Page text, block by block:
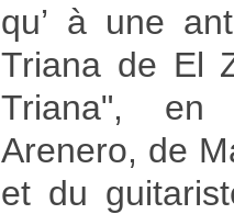
qu’ à une
Triana de El
Triana", en
Arenero, de
et du